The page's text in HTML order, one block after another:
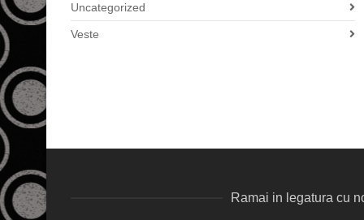
Uncategorized
Veste
Ramai in legatura cu